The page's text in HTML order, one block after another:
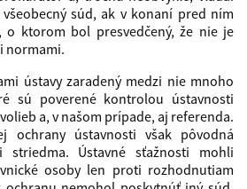
súd, ak v konaní pred ním
o ktorom bol presvedčený, že nie je
normami.
ústavy zaradený medzi nie mnoho
sú poverené kontrolou ústavnosti
a, v našom prípade, aj referenda.
ochrany ústavnosti však pôvodná
striedma. Ústavné sťažnosti mohli
osoby len proti rozhodnutiam